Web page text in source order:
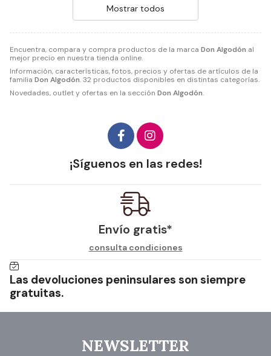
Encuentra, compara y compra productos de la marca Don Algodón al
mejor precio en nuestra tienda online.
Información, características, fotos, precios y ofertas de artículos de la
familia Don Algodón. 32 productos disponibles en distintas categorías.
Novedades, outlet y ofertas en la sección Don Algodón.
Mostrar todos
¡Síguenos en las redes!
Envío gratis*
consulta condiciones
Las devoluciones peninsulares son siempre
gratuitas.
NEWSLETTER